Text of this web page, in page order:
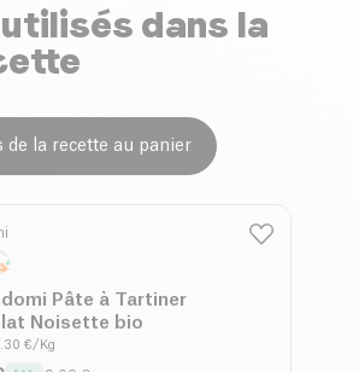
dans la
de la recette au panier
Pâte à Tartiner
Noisette bio
€/Kg